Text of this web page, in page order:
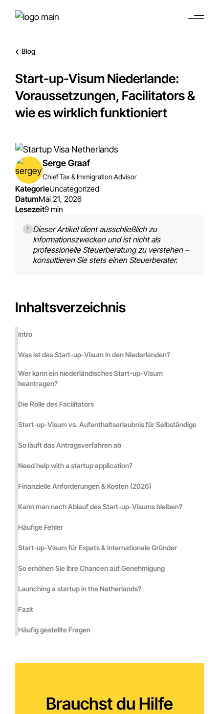
❮ Blog
Start-up-Visum Niederlande:
Voraussetzungen, Facilitators &
wie es wirklich funktioniert
Serge Graaf
Chief Tax & Immigration Advisor
KategorieUncategorized
DatumMai 21, 2026
Lesezeit9 min
Dieser Artikel dient ausschließlich zu
Informationszwecken und ist nicht als
professionelle Steuerberatung zu verstehen –
konsultieren Sie stets einen Steuerberater.
Inhaltsverzeichnis
Intro
Was ist das Start-up-Visum in den Niederlanden?
Wer kann ein niederländisches Start-up-Visum
beantragen?
Die Rolle des Facilitators
Start-up-Visum vs. Aufenthaltserlaubnis für Selbständige
So läuft das Antragsverfahren ab
Need help with a startup application?
Finanzielle Anforderungen & Kosten (2026)
Kann man nach Ablauf des Start-up-Visums bleiben?
Häufige Fehler
Start-up-Visum für Expats & internationale Gründer
So erhöhen Sie Ihre Chancen auf Genehmigung
Launching a startup in the Netherlands?
Fazit
Häufig gestellte Fragen
Brauchst du Hilfe